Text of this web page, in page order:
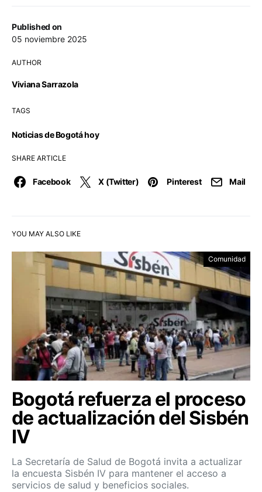
Published on
05 noviembre 2025
AUTHOR
Viviana Sarrazola
TAGS
Noticias de Bogotá hoy
SHARE ARTICLE
Facebook X (Twitter) Pinterest Mail
YOU MAY ALSO LIKE
Comunidad
Bogotá refuerza el proceso
de actualización del Sisbén
IV
La Secretaría de Salud de Bogotá invita a actualizar
la encuesta Sisbén IV para mantener el acceso a
servicios de salud y beneficios sociales.